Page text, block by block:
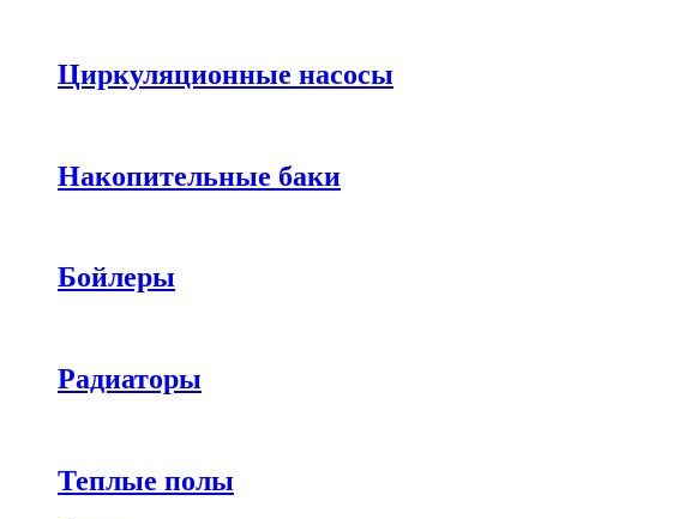
Циркуляционные насосы
Накопительные баки
Бойлеры
Радиаторы
Теплые полы